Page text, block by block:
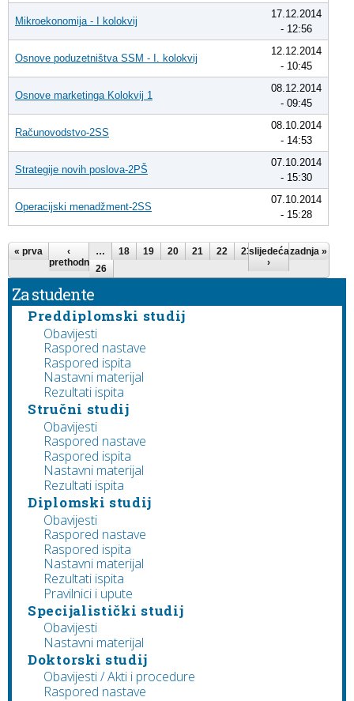
Mikroekonomija - I kolokvij
17.12.2014
- 12:56
Osnove poduzetništva SSM - I. kolokvij
12.12.2014
- 10:45
Osnove marketinga Kolokvij 1
08.12.2014
- 09:45
Računovodstvo-2SS
08.10.2014
- 14:53
Strategije novih poslova-2PŠ
07.10.2014
- 15:30
Operacijski menadžment-2SS
07.10.2014
- 15:28
Stranice
« prva
‹
prethodna
… 18 19 20 21 22 23 24
25
26
slijedeća
›
zadnja »
Za studente
Preddiplomski studij
Obavijesti
Raspored nastave
Raspored ispita
Nastavni materijal
Rezultati ispita
Stručni studij
Obavijesti
Raspored nastave
Raspored ispita
Nastavni materijal
Rezultati ispita
Diplomski studij
Obavijesti
Raspored nastave
Raspored ispita
Nastavni materijal
Rezultati ispita
Pravilnici i upute
Specijalistički studij
Obavijesti
Nastavni materijal
Doktorski studij
Obavijesti / Akti i procedure
Raspored nastave